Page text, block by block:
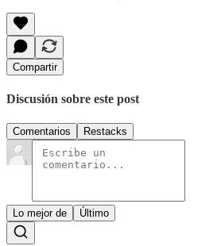
Compartir
Discusión sobre este post
Comentarios Restacks
Lo mejor de Último